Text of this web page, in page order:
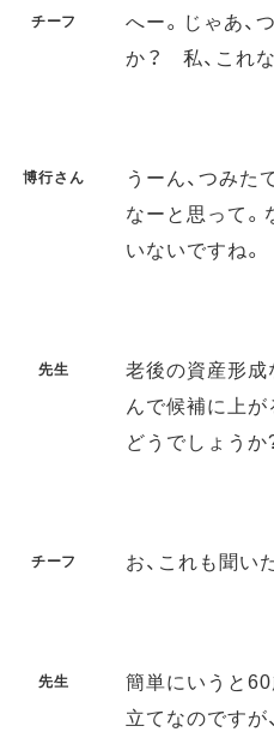
チーフ
へー。じゃあ、
か？ 私、これ
博行さん
うーん、つみ
なーと思って。
いないですね。
先生
老後の資産形成
んで候補に上
どうでしょうか
チーフ お、これも聞い
先生
簡単にいうと
立てなのですが